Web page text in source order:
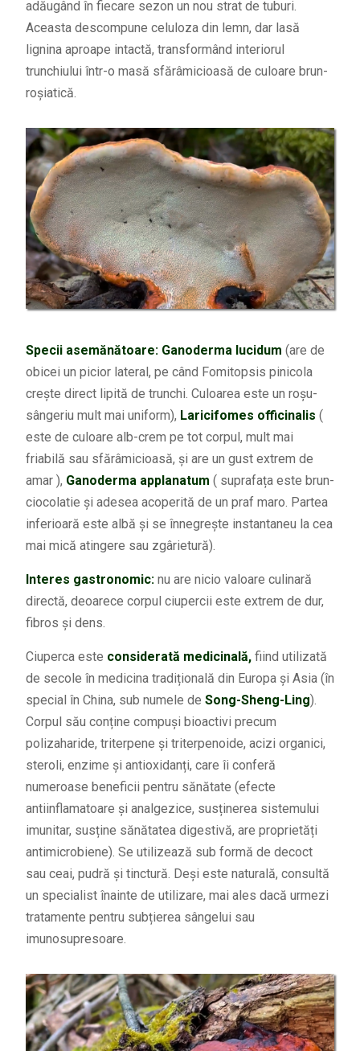
adăugând în fiecare sezon un nou strat de tuburi.
Aceasta descompune celuloza din lemn, dar lasă
lignina aproape intactă, transformând interiorul
trunchiului într-o masă sfărâmicioasă de culoare brun-
roșiatică.
Specii asemănătoare:Ganoderma lucidum (are de
obicei un picior lateral, pe când Fomitopsis pinicola
crește direct lipită de trunchi. Culoarea este un roșu-
sângeriu mult mai uniform), Laricifomes officinalis (
este de culoare alb-crem pe tot corpul, mult mai
friabilă sau sfărâmicioasă, și are un gust extrem de
amar ), Ganoderma applanatum ( suprafața este brun-
ciocolatie și adesea acoperită de un praf maro. Partea
inferioară este albă și se înnegrește instantaneu la cea
mai mică atingere sau zgârietură).
Interes gastronomic: nu are nicio valoare culinară
directă, deoarece corpul ciupercii este extrem de dur,
fibros și dens.
Ciuperca este considerată medicinală,fiind utilizată
de secole în medicina tradițională din Europa și Asia (în
special în China, sub numele de Song-Sheng-Ling).
Corpul său conține compuși bioactivi precum
polizaharide, triterpene și triterpenoide, acizi organici,
steroli, enzime și antioxidanți, care îi conferă
numeroase beneficii pentru sănătate (efecte
antiinflamatoare și analgezice, susținerea sistemului
imunitar, susține sănătatea digestivă, are proprietăți
antimicrobiene). Se utilizează sub formă de decoct
sau ceai, pudră și tinctură. Deși este naturală, consultă
un specialist înainte de utilizare, mai ales dacă urmezi
tratamente pentru subțierea sângelui sau
imunosupresoare.